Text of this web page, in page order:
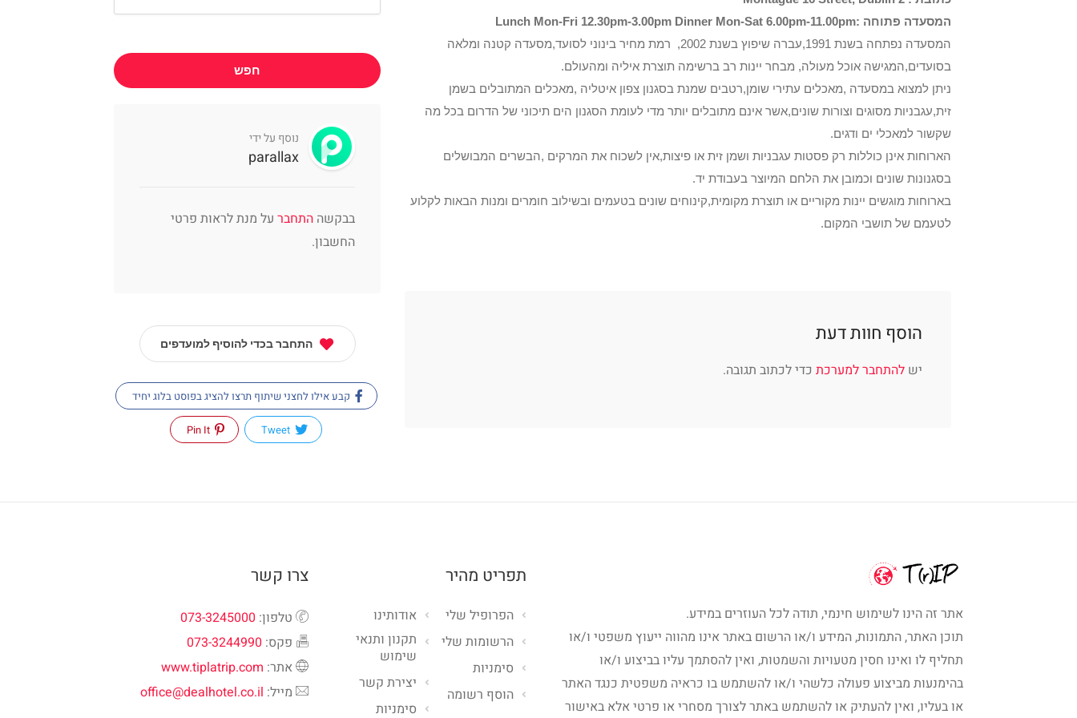
המסעדה פתוחה :Lunch Mon-Fri 12.30pm-3.00pm Dinner Mon-Sat 6.00pm-11.00pm
המסעדה נפתחה בשנת 1991,עברה שיפוץ בשנת 2002, רמת מחיר בינוני לסועד,מסעדה קטנה ומלאה
בסועדים,המגישה אוכל מעולה, מבחר יינות רב ברשימה תוצרת איליה ומהעולם.
ניתן למצוא במסעדה ,מאכלים עתירי שומן,רטבים שמנת בסגנון צפון איטליה ,מאכלים המתובלים בשמן
זית,עגבניות מסוגים וצורות שונים,אשר אינם מתובלים יותר מדי לעומת הסגנון הים תיכוני של הדרום בכל מה
שקשור למאכלי ים ודגים.
הארוחות אינן כוללות רק פסטות עגבניות ושמן זית או פיצות,אין לשכוח את המרקים ,הבשרים המבושלים
בסגנונות שונים וכמובן את הלחם המיוצר בעבודת יד.
בארוחות מוגשים יינות מקוריים או תוצרת מקומית,קינוחים שונים בטעמים ובשילוב חומרים ומנות הבאות לקלוע
לטעמם של תושבי המקום.
הוסף חוות דעת
יש להתחבר למערכת כדי לכתוב תגובה.
חפש
נוסף על ידי
parallax
בבקשה התחבר על מנת לראות פרטי
החשבון.
התחבר בכדי להוסיף למועדפים
קבע אילו לחצני שיתוף תרצו להציג בפוסט בלוג יחיד
אתר זה הינו לשימוש חינמי, תודה לכל העוזרים במידע.
תוכן האתר, התמונות, המידע ו/או הרשום באתר אינו מהווה ייעוץ משפטי ו/או
תחליף לו ואינו חסין מטעויות והשמטות, ואין להסתמך עליו בביצוע ו/או
בהימנעות מביצוע פעולה כלשהי ו/או להשתמש בו כראיה משפטית כנגד האתר
או בעליו, ואין להעתיק או להשתמש באתר לצורך מסחרי או פרטי אלא באישור
תפריט מהיר
אודותינו
תקנון ותנאי
שימוש
יצירת קשר
סימניות
הפרופיל שלי
הרשומות שלי
סימניות
הוסף רשומה
צרו קשר
טלפון: 073-3245000
פקס: 073-3244990
אתר: www.tiplatrip.com
מייל: office@dealhotel.co.il